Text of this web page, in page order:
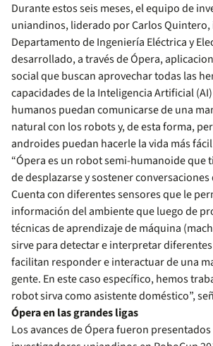
Durante estos seis meses, el equipo de
uniandinos, liderado por Carlos
Departamento de Ingeniería Eléctrica y
desarrollado, a través de Ópera,
social que buscan aprovechar todas las
capacidades de la Inteligencia Artificial
humanos puedan comunicarse de una
natural con los robots y, de esta forma,
androides puedan hacerle la vida más
“Ópera es un robot semi-humanoide que
de desplazarse y sostener
Cuenta con diferentes sensores que le
información del ambiente que luego de
técnicas de aprendizaje de máquina
sirve para detectar e interpretar
facilitan responder e interactuar de una
gente. En este caso específico, hemos
robot sirva como asistente doméstico”,
Ópera en las grandes ligas
Los avances de Ópera fueron